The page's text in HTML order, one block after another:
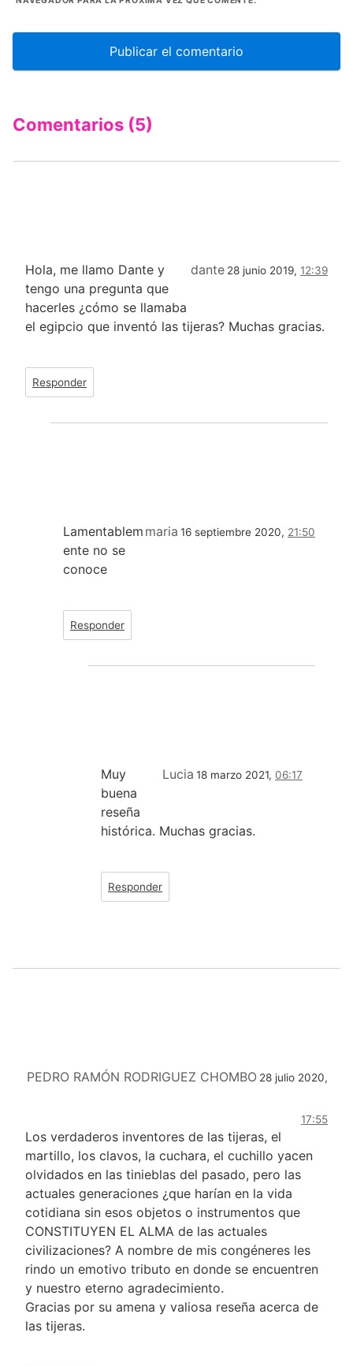
Comentarios (5)
dante 28 junio 2019, 12:39
Hola, me llamo Dante y
tengo una pregunta que
hacerles ¿cómo se llamaba
el egipcio que inventó las tijeras? Muchas gracias.
Responder
maria 16 septiembre 2020, 21:50
Lamentablem
ente no se
conoce
Responder
Lucia 18 marzo 2021, 06:17
Muy
buena
reseña
histórica. Muchas gracias.
Responder
PEDRO RAMÓN RODRIGUEZ CHOMBO 28 julio 2020,
17:55
Los verdaderos inventores de las tijeras, el
martillo, los clavos, la cuchara, el cuchillo yacen
olvidados en las tinieblas del pasado, pero las
actuales generaciones ¿que harían en la vida
cotidiana sin esos objetos o instrumentos que
CONSTITUYEN EL ALMA de las actuales
civilizaciones? A nombre de mis congéneres les
rindo un emotivo tributo en donde se encuentren
y nuestro eterno agradecimiento.
Gracias por su amena y valiosa reseña acerca de
las tijeras.